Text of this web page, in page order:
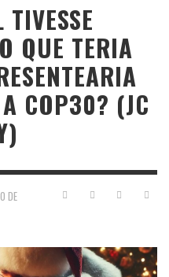
QUE TERIA
COP30? (JC
DE